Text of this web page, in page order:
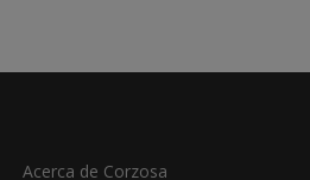
Acerca de Corzosa